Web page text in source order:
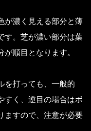
が濃く見える部分と薄
す。芝が濃い部分は葉
順目となります。
を打っても、一般的
すく、逆目の場合はボ
ますので、注意が必要